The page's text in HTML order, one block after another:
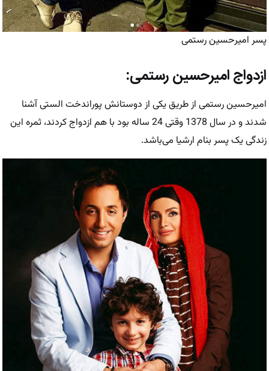
پسر امیرحسین رستمی
ازدواج امیرحسین رستمی:
امیرحسین رستمی از طریق یکی از دوستانش پوراندخت الستی آشنا
شدند و در سال 1378 وقتی 24 ساله بود با هم ازدواج کردند، ثمره این
زندگی یک پسر بنام ارشیا می‌باشد.